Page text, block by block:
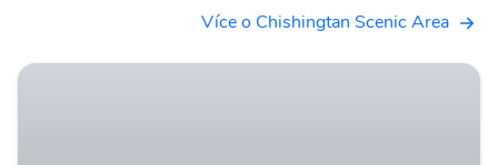
Více o Chishingtan Scenic Area